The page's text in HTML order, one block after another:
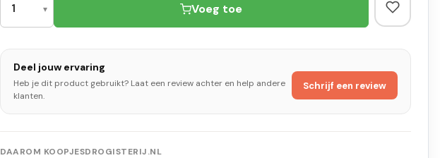
Voeg toe
Deel jouw ervaring
Heb je dit product gebruikt? Laat een review achter en help andere
klanten.
Schrijf een review
DAAROM KOOPJESDROGISTERIJ.NL